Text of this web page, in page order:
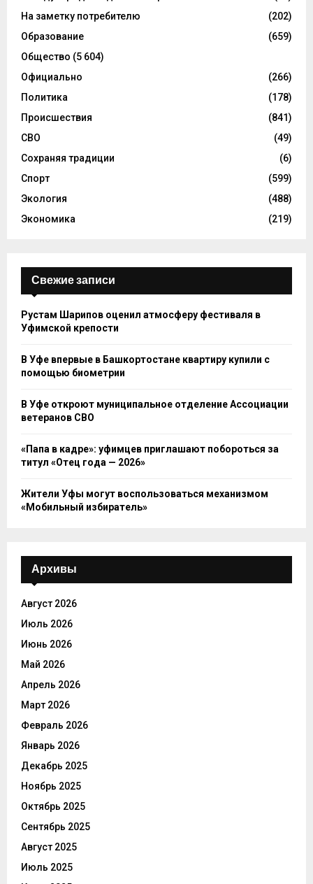
На заметку потребителю
(202)
Образование
(659)
Общество (5 604)
Официально
(266)
Политика
(178)
Происшествия
(841)
СВО
(49)
Сохраняя традиции
(6)
Спорт
(599)
Экология
(488)
Экономика
(219)
Свежие записи
Рустам Шарипов оценил атмосферу фестиваля в
Уфимской крепости
В Уфе впервые в Башкортостане квартиру купили с
помощью биометрии
В Уфе откроют муниципальное отделение Ассоциации
ветеранов СВО
«Папа в кадре»: уфимцев приглашают побороться за
титул «Отец года — 2026»
Жители Уфы могут воспользоваться механизмом
«Мобильный избиратель»
Архивы
Август 2026
Июль 2026
Июнь 2026
Май 2026
Апрель 2026
Март 2026
Февраль 2026
Январь 2026
Декабрь 2025
Ноябрь 2025
Октябрь 2025
Сентябрь 2025
Август 2025
Июль 2025